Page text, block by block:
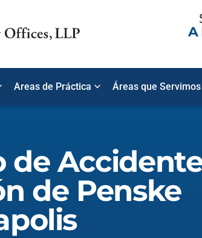
A
Areas de Práctica Áreas que Servimos
de
de Penske